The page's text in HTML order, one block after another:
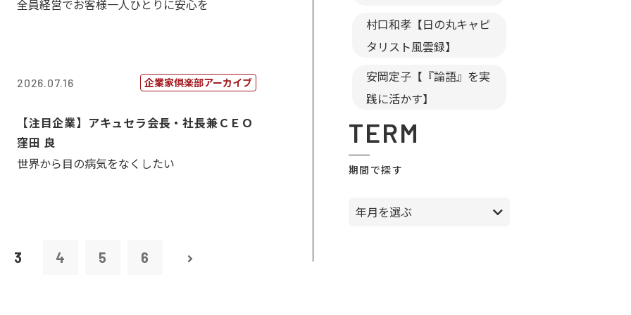
全員経営でお客様一人ひとりに安心を
2026.07.16 企業家倶楽部アーカイブ
【注目企業】アキュセラ会長・社長兼ＣＥＯ
窪田 良
世界から目の病気をなくしたい
3 4 5 6
村口和孝【日の丸キャピ
タリスト風雲録】
安岡定子【『論語』を実
践に活かす】
TERM
期間で探す
年月を選ぶ